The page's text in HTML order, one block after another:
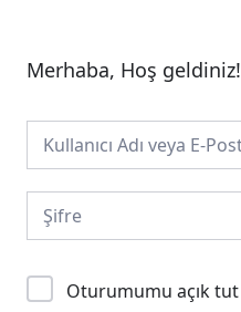
Merhaba, Hoş geldiniz!
Alternative:
Oturumumu açık tut